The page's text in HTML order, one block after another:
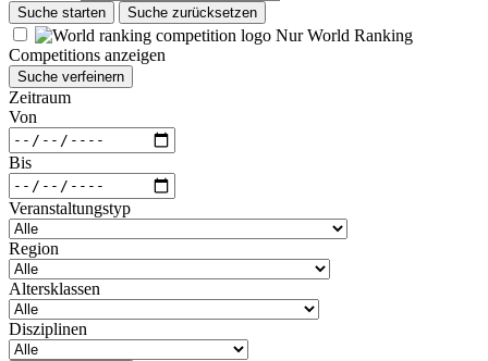
Suche starten Suche zurücksetzen
Nur World Ranking
Competitions anzeigen
Suche verfeinern
Zeitraum
Von
Bis
Veranstaltungstyp
Region
Altersklassen
Disziplinen